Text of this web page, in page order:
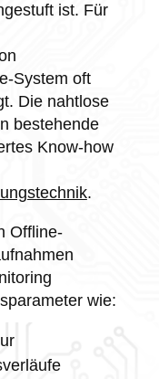
ist. Für
System oft
Die nahtlose
bestehende
Know-how
.
Offline-
wie: